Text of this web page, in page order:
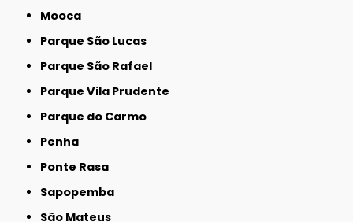
Mooca
Parque São Lucas
Parque São Rafael
Parque Vila Prudente
Parque do Carmo
Penha
Ponte Rasa
Sapopemba
São Mateus